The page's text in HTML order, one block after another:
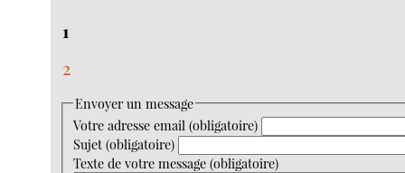
1
2
Envoyer un message
Votre adresse email (obligatoire)
Sujet (obligatoire)
Texte de votre message (obligatoire)